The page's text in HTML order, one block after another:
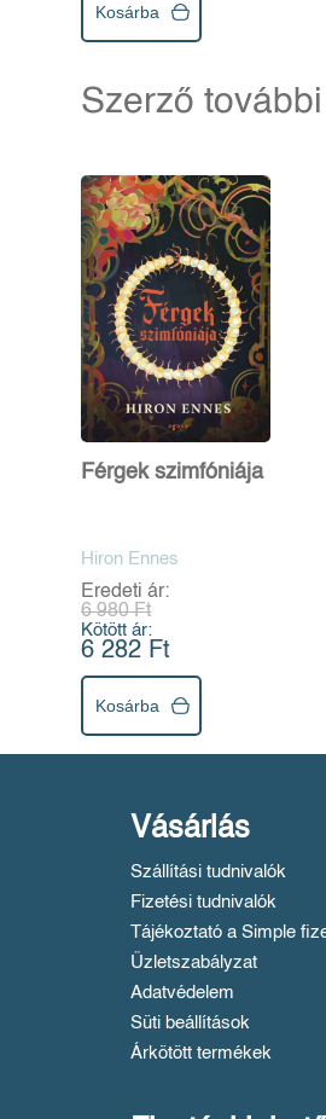
Kosárba
Szerző
Férgek szimfóniája
Hiron Ennes
Eredeti ár:
6 980 Ft
Kötött ár:
6 282 Ft
Kosárba
Vásárlás
Szállítási tudnivalók
Fizetési tudnivalók
Tájékoztató a Simple
Üzletszabályzat
Adatvédelem
Süti beállítások
Árkötött termékek